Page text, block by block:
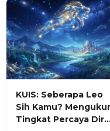
KUIS: Seberapa Leo
Sih Kamu? Mengukur
Tingkat Percaya Diri